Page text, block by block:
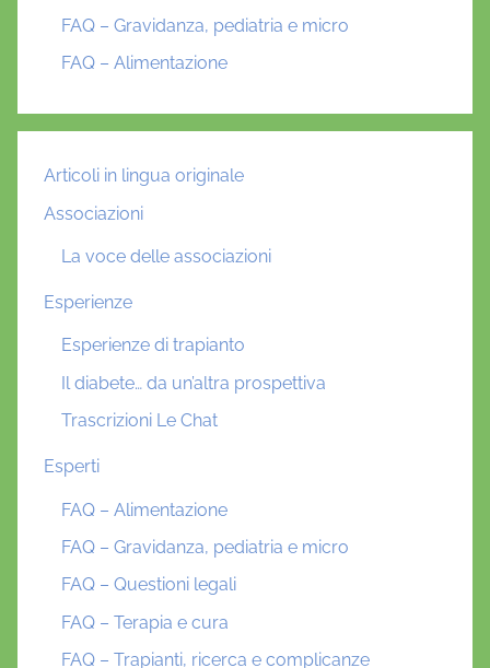
FAQ – Gravidanza, pediatria e micro
FAQ – Alimentazione
Articoli in lingua originale
Associazioni
La voce delle associazioni
Esperienze
Esperienze di trapianto
Il diabete… da un’altra prospettiva
Trascrizioni Le Chat
Esperti
FAQ – Alimentazione
FAQ – Gravidanza, pediatria e micro
FAQ – Questioni legali
FAQ – Terapia e cura
FAQ – Trapianti, ricerca e complicanze